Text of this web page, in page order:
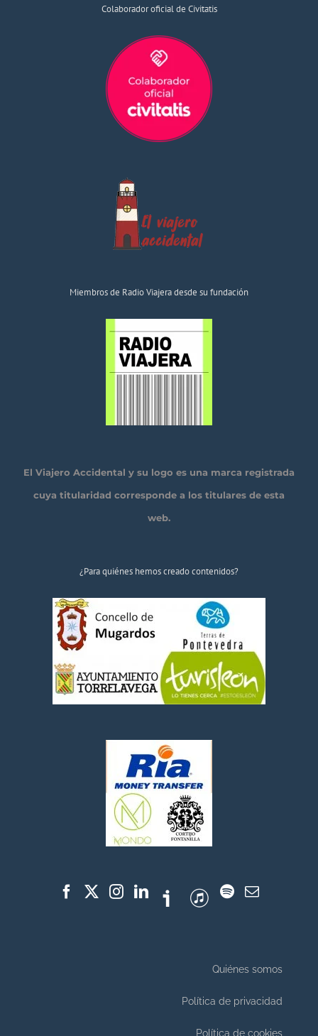
Colaborador oficial de Civitatis
Miembros de Radio Viajera desde su fundación
El Viajero Accidental y su logo es una marca registrada
cuya titularidad corresponde a los titulares de esta
web.
¿Para quiénes hemos creado contenidos?
Quiénes somos
Política de privacidad
Política de cookies